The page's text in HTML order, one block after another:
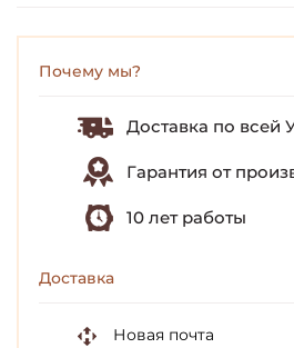
Почему мы?
Доставка по всей
Гарантия от
10 лет работы
Доставка
Новая почта